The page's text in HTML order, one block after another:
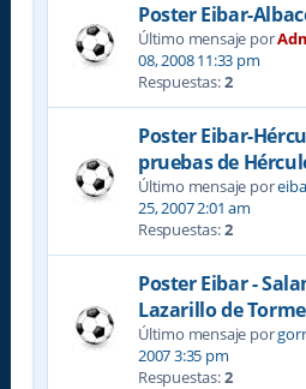
Poster Eibar-
Último mensaje por
08, 2008 11:33 pm
Respuestas:2
Poster Eibar-
pruebas de
Último mensaje por
25, 2007 2:01 am
Respuestas:2
Poster Eibar -
Lazarillo de
Último mensaje por
2007 3:35 pm
Respuestas:2